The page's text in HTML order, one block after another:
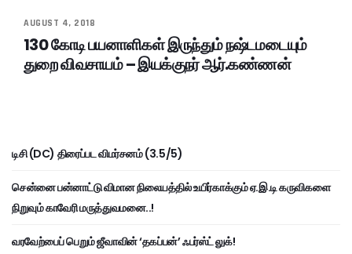
AUGUST 4, 2018
130 கோடி பயனாளிகள் இருந்தும் நஷ்டமடையும்
துறை விவசாயம் – இயக்குநர் ஆர்.கண்ணன்
டிசி (DC) திரைப்பட விமர்சனம் (3.5/5)
சென்னை பன்னாட்டு விமான நிலையத்தில் உயிர்காக்கும் ஏ.இ.டி கருவிகளை
நிறுவும் காவேரி மருத்துவமனை..!
வரவேற்பைப் பெறும் ஜீவாவின் ‘தகப்பன்’ ஃபர்ஸ்ட் லுக்!